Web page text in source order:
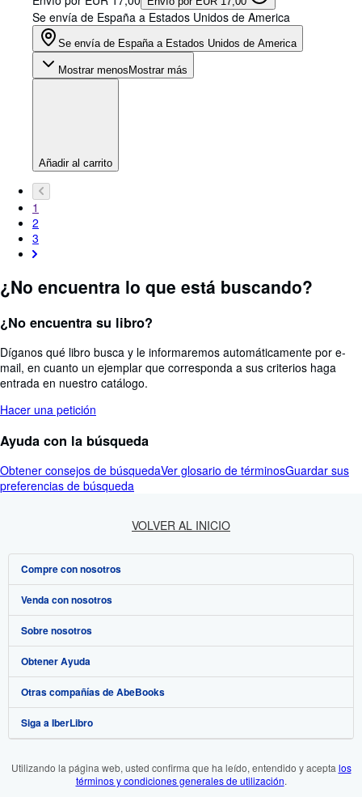
Se envía de España a Estados Unidos de America
Se envía de España a Estados Unidos de America
Mostrar menos Mostrar más
Añadir al carrito
1
2
3
¿No encuentra lo que está buscando?
¿No encuentra su libro?
Díganos qué libro busca y le informaremos automáticamente por e-
mail, en cuanto un ejemplar que corresponda a sus criterios haga
entrada en nuestro catálogo.
Hacer una petición
Ayuda con la búsqueda
Obtener consejos de búsquedaVer glosario de términosGuardar sus
preferencias de búsqueda
VOLVER AL INICIO
Compre con nosotros
Búsqueda avanzada
Colecciones
Mi cuenta
Mis pedidos
Ver carrito
Venda con nosotros
Comenzar a vender
Únase a nuestro programa de afiliados
Recomiende un vendedor
Sobre nosotros
Sobre IberLibro
Medios
Empleo
Preferencias de cookies
Obtener Ayuda
Preguntas frecuentes y guías
Atención al Cliente
Otras compañías de AbeBooks
AbeBooks.com
AbeBooks.de
Siga a IberLibro
Utilizando la página web, usted confirma que ha leído, entendido y acepta los
términos y condiciones generales de utilización.